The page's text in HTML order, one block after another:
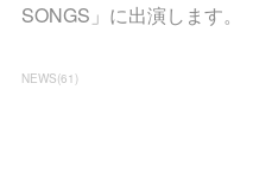
SONGS」に出演します。
NEWS(61)